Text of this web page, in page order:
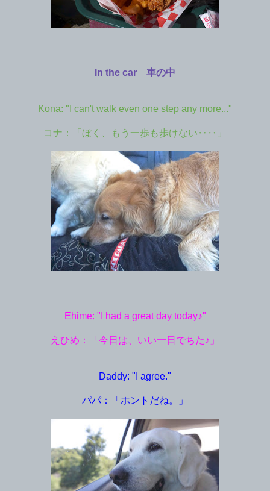
In the car 車の中
Kona: "I can't walk even one step any more..."
コナ：「ぼく、もう一歩も歩けない‥‥」
Ehime: "I had a great day today♪"
えひめ：「今日は、いい一日でちた♪」
Daddy: "I agree."
パパ：「ホントだね。」